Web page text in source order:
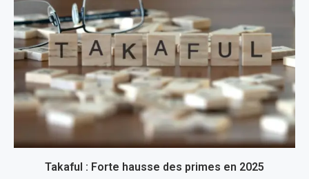
Takaful : Forte hausse des primes en 2025